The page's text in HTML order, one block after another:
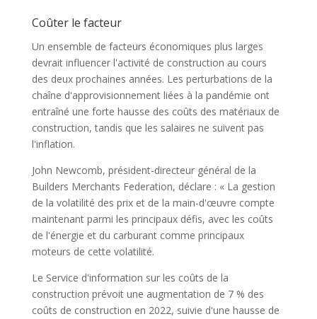
Coûter le facteur
Un ensemble de facteurs économiques plus larges
devrait influencer l'activité de construction au cours
des deux prochaines années. Les perturbations de la
chaîne d'approvisionnement liées à la pandémie ont
entraîné une forte hausse des coûts des matériaux de
construction, tandis que les salaires ne suivent pas
l'inflation.
John Newcomb, président-directeur général de la
Builders Merchants Federation, déclare : « La gestion
de la volatilité des prix et de la main-d'œuvre compte
maintenant parmi les principaux défis, avec les coûts
de l'énergie et du carburant comme principaux
moteurs de cette volatilité.
Le Service d'information sur les coûts de la
construction prévoit une augmentation de 7 % des
coûts de construction en 2022, suivie d'une hausse de